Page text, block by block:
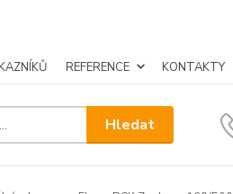
REFERENCE KONTAKTY
Hledat